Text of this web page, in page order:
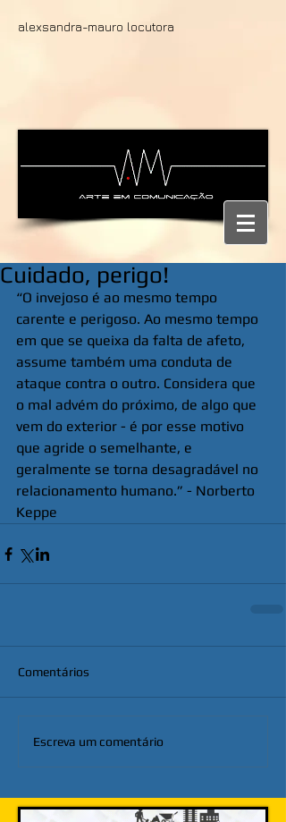
alexsandra-mauro locutora
Cuidado, perigo!
“O invejoso é ao mesmo tempo
carente e perigoso. Ao mesmo tempo
em que se queixa da falta de afeto,
assume também uma conduta de
ataque contra o outro. Considera que
o mal advém do próximo, de algo que
vem do exterior - é por esse motivo
que agride o semelhante, e
geralmente se torna desagradável no
relacionamento humano.” - Norberto
Keppe
Comentários
Escreva um comentário